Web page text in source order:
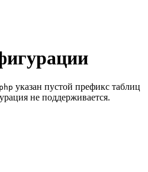
указан пустой префикс таблиц
не поддерживается.